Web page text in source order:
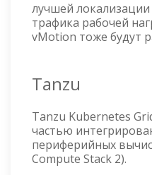
лучшей
трафика рабочей
vMotion тоже будут
Tanzu
Tanzu Kubernetes
частью
периферийных
Compute Stack 2).